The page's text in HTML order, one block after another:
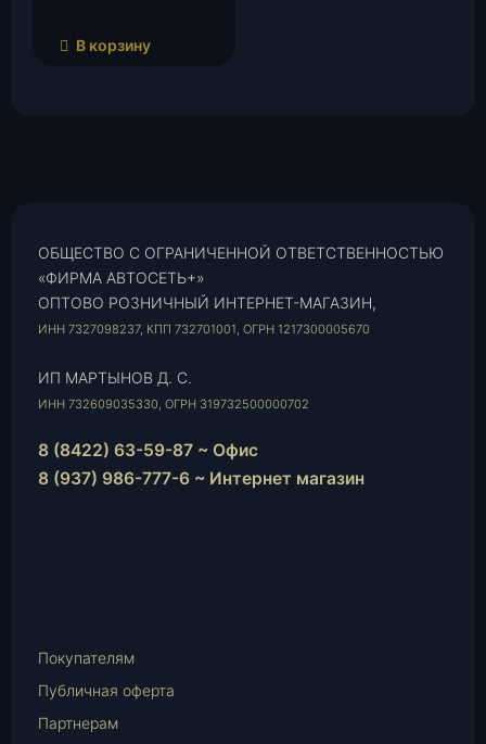
В корзину
ОБЩЕСТВО С ОГРАНИЧЕННОЙ ОТВЕТСТВЕННОСТЬЮ
«ФИРМА АВТОСЕТЬ+»
ОПТОВО РОЗНИЧНЫЙ ИНТЕРНЕТ-МАГАЗИН,
ИНН 7327098237, КПП 732701001, ОГРН 1217300005670
ИП МАРТЫНОВ Д. С.
ИНН 732609035330, ОГРН 319732500000702
8 (8422) 63-59-87 ~ Офис
8 (937) 986-777-6 ~ Интернет магазин
Mail
Покупателям
Публичная оферта
Партнерам